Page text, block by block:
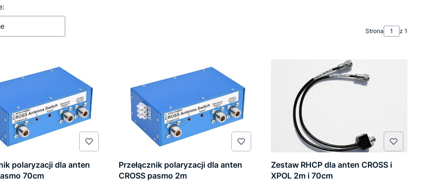
Strona z 1
polaryzacji dla anten
70cm
Przełącznik polaryzacji dla anten
CROSS pasmo 2m
Zestaw RHCP dla anten CROSS i
XPOL 2m i 70cm